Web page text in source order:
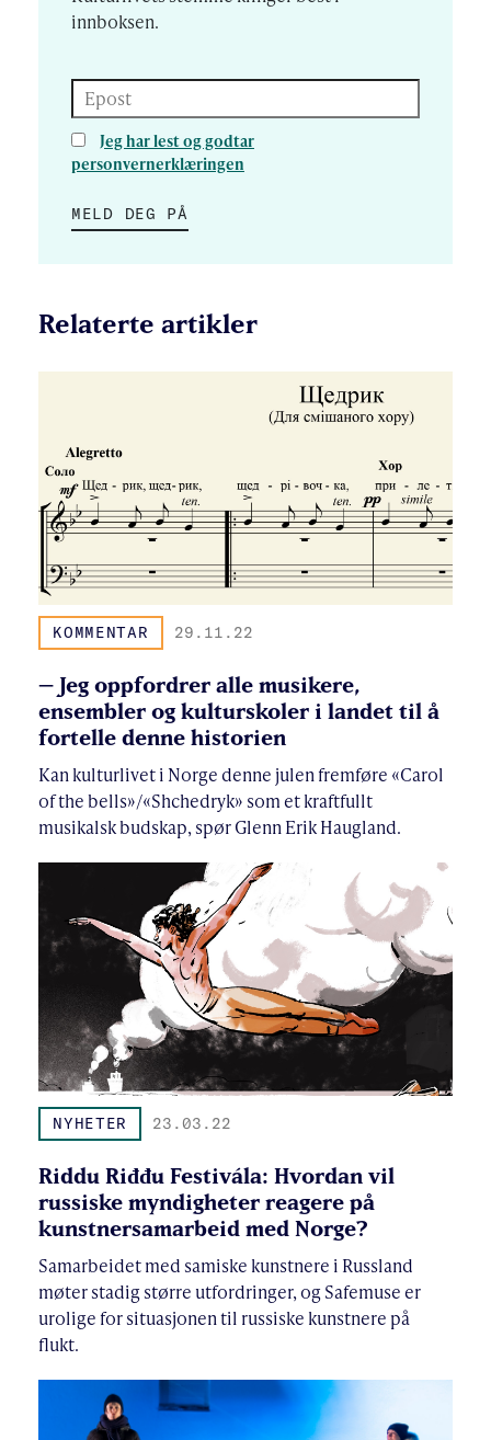
innboksen.
Epost
Jeg har lest og godtar
personvernerklæringen
MELD DEG PÅ
Relaterte artikler
KOMMENTAR 29.11.22
– Jeg oppfordrer alle musikere,
ensembler og kulturskoler i landet til å
fortelle denne historien
Kan kulturlivet i Norge denne julen fremføre «Carol
of the bells»/«Shchedryk» som et kraftfullt
musikalsk budskap, spør Glenn Erik Haugland.
NYHETER 23.03.22
Riddu Riđđu Festivála: Hvordan vil
russiske myndigheter reagere på
kunstnersamarbeid med Norge?
Samarbeidet med samiske kunstnere i Russland
møter stadig større utfordringer, og Safemuse er
urolige for situasjonen til russiske kunstnere på
flukt.